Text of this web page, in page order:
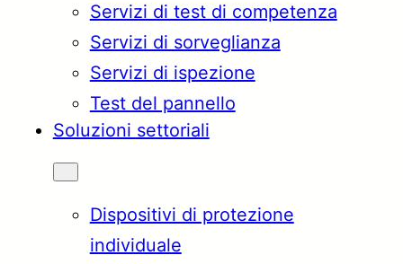
Servizi di test di competenza
Servizi di sorveglianza
Servizi di ispezione
Test del pannello
Soluzioni settoriali
Dispositivi di protezione
individuale